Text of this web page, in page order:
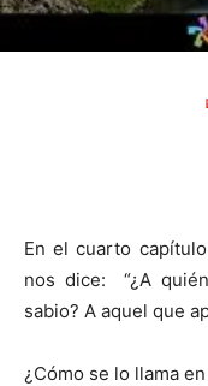
En el cuarto
nos dice: “¿A
sabio? A aquel que
¿Cómo se lo llama